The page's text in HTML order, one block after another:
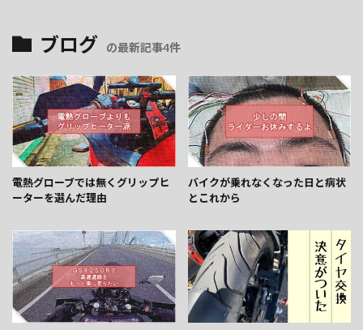
ブログ の最新記事4件
電熱グローブでは無くグリップヒ
ーターを選んだ理由
バイクが乗れなくなった日と病状
とこれから